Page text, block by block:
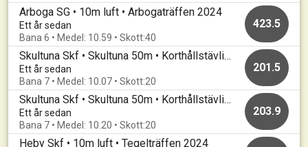
Arboga SG • 10m luft • Arbogaträffen 2024
Ett år sedan
Bana 6 • Medel: 10.59 • Skott:40
423.5
Skultuna Skf • Skultuna 50m • Korthållstävling
Ett år sedan
Bana 7 • Medel: 10.07 • Skott:20
201.5
Skultuna Skf • Skultuna 50m • Korthållstävling
Ett år sedan
Bana 7 • Medel: 10.20 • Skott:20
203.9
Heby Skf • 10m luft • Tegelträffen 2024